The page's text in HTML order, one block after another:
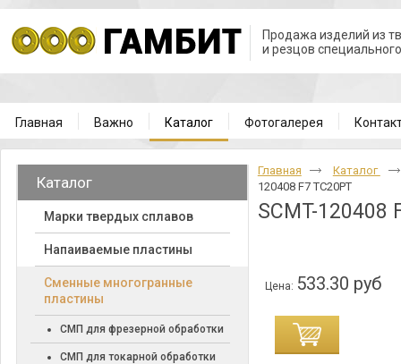
Продажа изделий из
и резцов
Главная Важно Каталог Фотогалерея
Каталог
Марки твердых сплавов
Напаиваемые пластины
Cменные многогранные
пластины
СМП для фрезерной обработки
СМП для токарной обработки
Главная
Каталог
120408 F7 TC20PT
SCMT-120408
Цена: 533.30 руб